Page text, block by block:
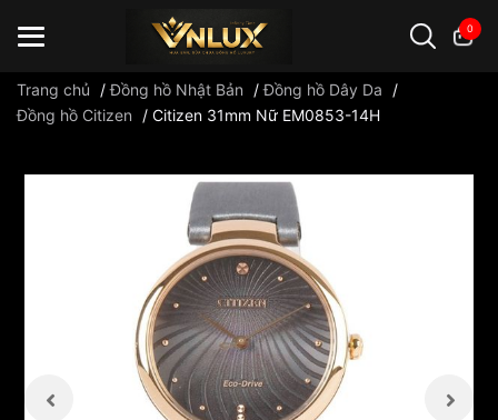
0
Trang chủ /Đồng hồ Nhật Bản /Đồng hồ Dây Da
/
Đồng hồ Citizen
/ Citizen 31mm Nữ EM0853-14H